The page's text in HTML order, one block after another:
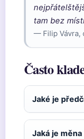
tam bez
— Filip Vávra,
Často
Jaké je
Jaká je